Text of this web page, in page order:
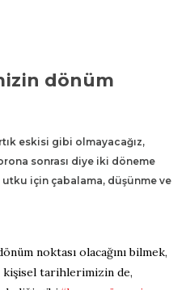
dönüm
eskisi gibi olmayacağız,
sonrası diye iki döneme
utku için çabalama, düşünme ve
noktası olacağını bilmek,
kişisel tarihlerimizin de,